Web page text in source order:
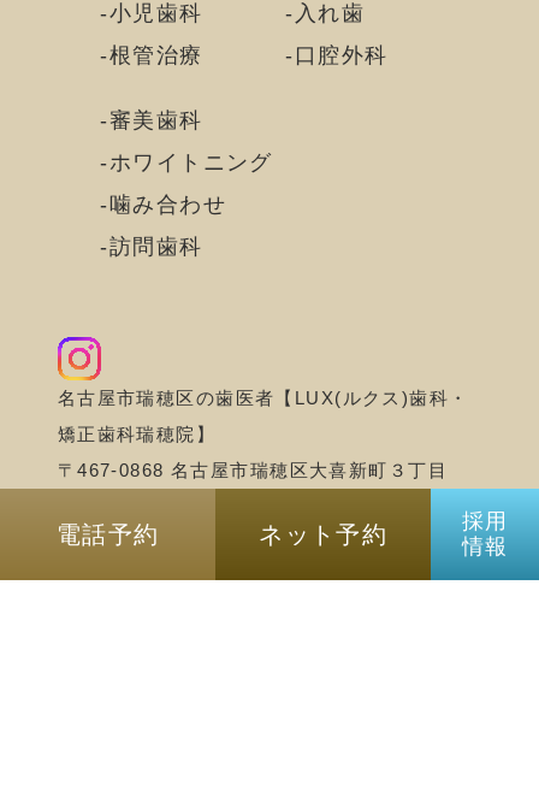
小児歯科
根管治療
入れ歯
口腔外科
審美歯科
ホワイトニング
噛み合わせ
訪問歯科
名古屋市瑞穂区の歯医者【LUX(ルクス)歯科・
矯正歯科瑞穂院】
〒467-0868 名古屋市瑞穂区大喜新町３丁目
©名古屋市瑞穂区の歯医者｜LUX(ルクス)歯
電話予約 ネット予約
採用
情報